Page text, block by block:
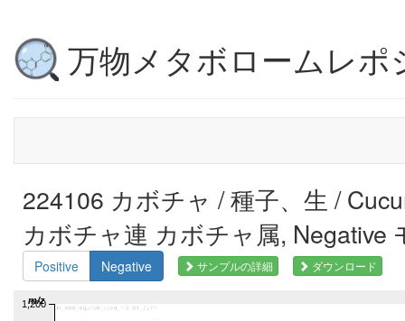
万物メタボロームレポ
224106 カボチャ / 種子、生 /
カボチャ連 カボチャ属, Negative
Positive Negative サンプルの詳細 ダウンロード
1,200
m/z